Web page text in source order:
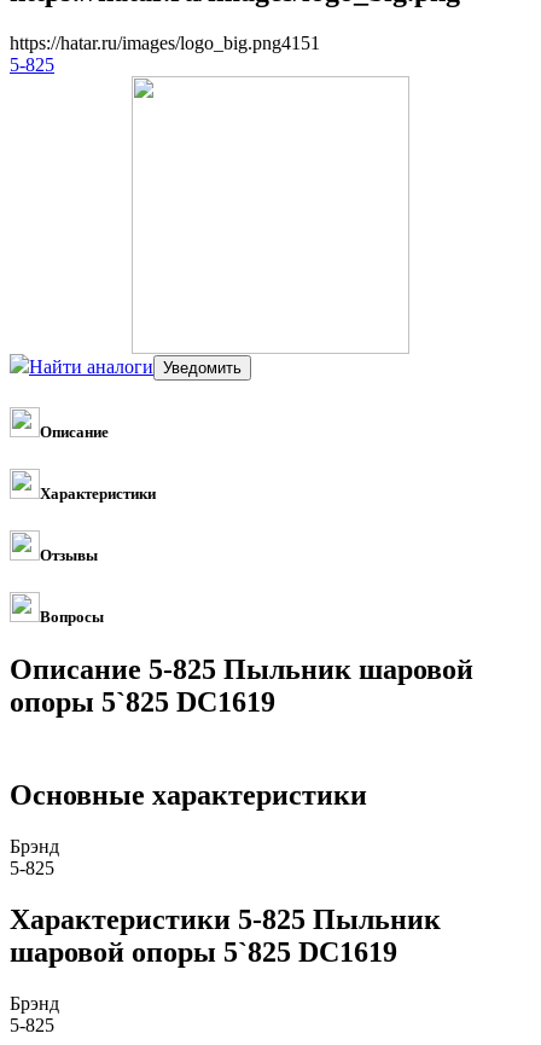
https://hatar.ru/images/logo_big.png41 51
5-825
Найти аналоги
Описание
Характеристики
Отзывы
Вопросы
Описание 5-825 Пыльник шаровой
опоры 5`825 DC1619
Основные характеристики
Брэнд
5-825
Характеристики 5-825 Пыльник
шаровой опоры 5`825 DC1619
Брэнд
5-825